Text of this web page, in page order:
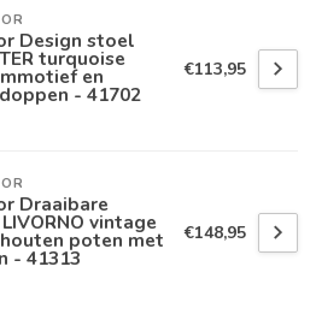
Design stoel
turquoise
en
- 41702
€113,95
Draaibare
vintage
poten met
- 41313
€148,95